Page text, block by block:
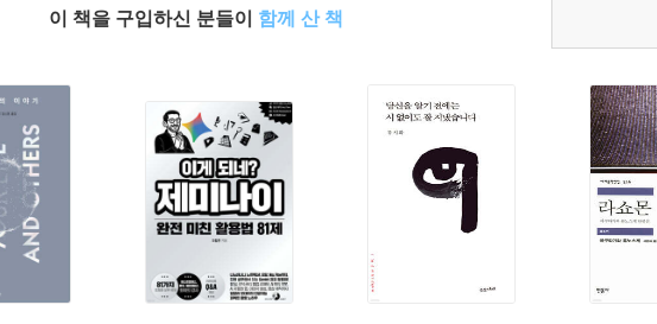
이 책을 구입하신 분들이 함께 산 책